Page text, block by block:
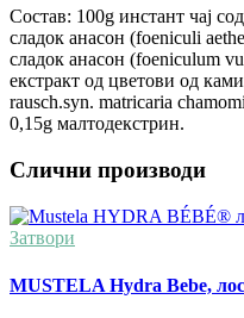
Состав: 100g инстант чај
сладок анасон (foeniculi
сладок анасон (foeniculum
екстракт од цветови од
rausch.syn. matricaria
0,15g малтодекстрин.
Слични производи
Затвори
MUSTELA Hydra Bebe,